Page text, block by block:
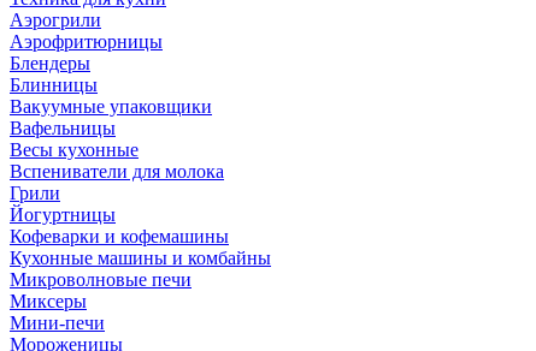
Аэрогрили
Аэрофритюрницы
Блендеры
Блинницы
Вакуумные упаковщики
Вафельницы
Весы кухонные
Вспениватели для молока
Грили
Йогуртницы
Кофеварки и кофемашины
Кухонные машины и комбайны
Микроволновые печи
Миксеры
Мини-печи
Мороженицы